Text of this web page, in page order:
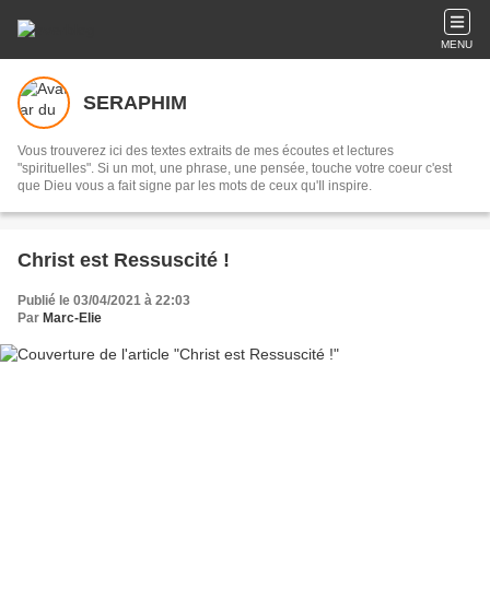
MENU
SERAPHIM
Vous trouverez ici des textes extraits de mes écoutes et lectures
"spirituelles". Si un mot, une phrase, une pensée, touche votre coeur c'est
que Dieu vous a fait signe par les mots de ceux qu'Il inspire.
Christ est Ressuscité !
Publié le 03/04/2021 à 22:03
Par Marc-Elie